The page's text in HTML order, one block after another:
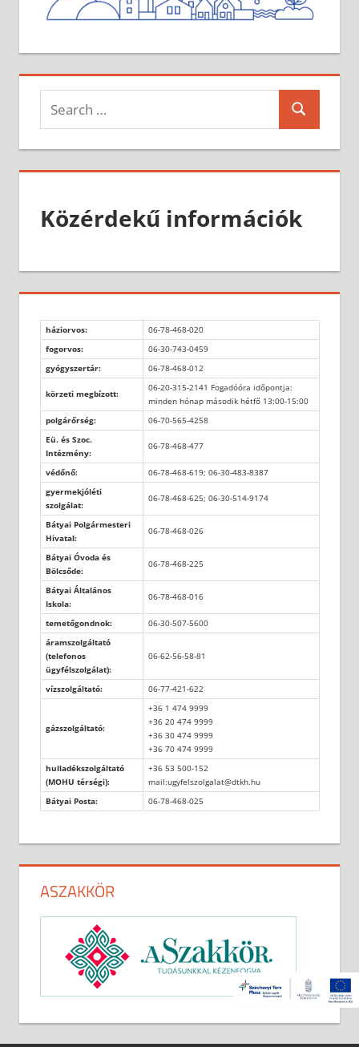
Search
for:
Search
Közérdekű információk
háziorvos:
06-78-468-020
fogorvos:
06-30-743-0459
gyógyszertár:
06-78-468-012
körzeti megbízott:
06-20-315-2141 Fogadóóra időpontja:
minden hónap második hétfő 13:00-15:00
polgárőrség:
06-70-565-4258
Eü. és Szoc.
Intézmény:
06-78-468-477
védőnő:
06-78-468-619; 06-30-483-8387
gyermekjóléti
szolgálat:
06-78-468-625; 06-30-514-9174
Bátyai Polgármesteri
Hivatal:
06-78-468-026
Bátyai Óvoda és
Bölcsőde:
06-78-468-225
Bátyai Általános
Iskola:
06-78-468-016
temetőgondnok:
06-30-507-5600
áramszolgáltató
(telefonos
ügyfélszolgálat):
06-62-56-58-81
vízszolgáltató: 06-77-421-622
gázszolgáltató:
+36 1 474 9999
+36 20 474 9999
+36 30 474 9999
+36 70 474 9999
hulladékszolgáltató
(MOHU térségi):
+36 53 500-152
mail:ugyfelszolgalat@dtkh.hu
Bátyai Posta:
06-78-468-025
ASZAKKÖR